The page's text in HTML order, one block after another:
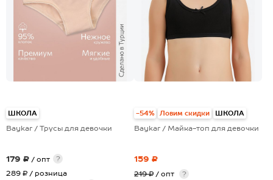
ШКОЛА
Baykar / Трусы для девочки
179 ₽ / опт
?
289 ₽ / розница
-54% Ловим скидки ШКОЛА
Baykar / Майка-топ для девочки
159 ₽
219 ₽ / опт
?